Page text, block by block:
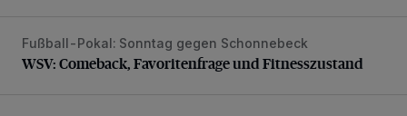
WSV: Comeback, Favoritenfrage und Fitnesszustand
Fußball-Pokal: Sonntag gegen Schonnebeck
WSV: Comeback, Favoritenfrage und Fitnesszustand